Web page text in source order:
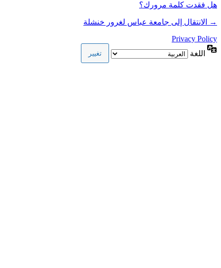
هل فقدت كلمة مرورك؟
→ الانتقال إلى جامعة عباس لغرور خنشلة
Privacy Policy
اللغة